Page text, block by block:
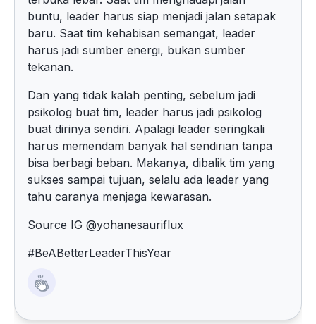
buntu, leader harus siap menjadi jalan setapak
baru. Saat tim kehabisan semangat, leader
harus jadi sumber energi, bukan sumber
tekanan.
Dan yang tidak kalah penting, sebelum jadi
psikolog buat tim, leader harus jadi psikolog
buat dirinya sendiri. Apalagi leader seringkali
harus memendam banyak hal sendirian tanpa
bisa berbagi beban. Makanya, dibalik tim yang
sukses sampai tujuan, selalu ada leader yang
tahu caranya menjaga kewarasan.
Source IG @yohanesauriflux
#BeABetterLeaderThisYear